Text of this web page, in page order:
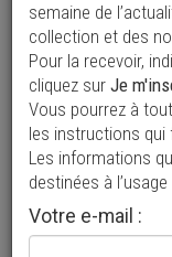
Lancia Aurelia
149 950 €
1952 Coupé
semaine de
collection et des
Pour la recevoir,
cliquez sur Je
Vous pourrez à
les instructions qui
Les informations
destinées à
Votre e-mail :